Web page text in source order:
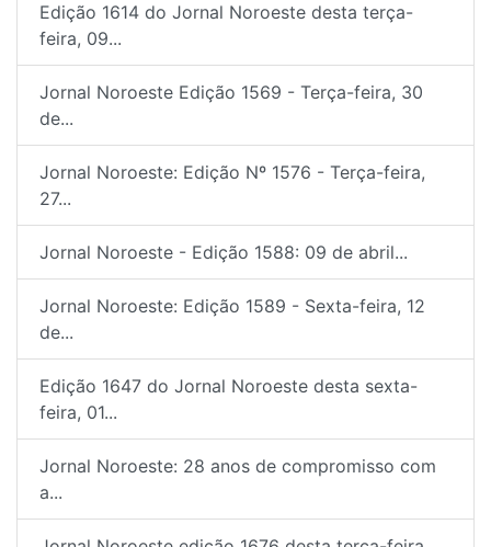
Edição 1614 do Jornal Noroeste desta terça-
feira, 09...
Jornal Noroeste Edição 1569 - Terça-feira, 30
de...
Jornal Noroeste: Edição Nº 1576 - Terça-feira,
27...
Jornal Noroeste - Edição 1588: 09 de abril...
Jornal Noroeste: Edição 1589 - Sexta-feira, 12
de...
Edição 1647 do Jornal Noroeste desta sexta-
feira, 01...
Jornal Noroeste: 28 anos de compromisso com
a...